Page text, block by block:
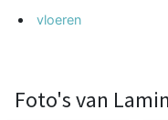
vloeren
Foto's van